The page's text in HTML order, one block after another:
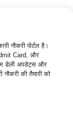
नौकरी पोर्टल है।
Card, और
डेली अपडेट्स और
की तैयारी को